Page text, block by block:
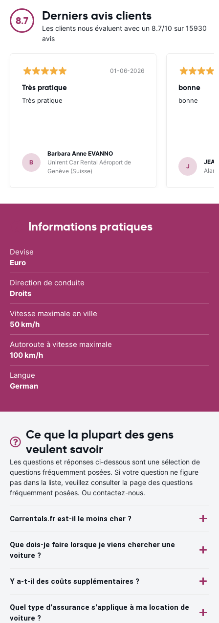
8.7 Derniers avis clients
Les clients nous évaluent avec un 8.7/10 sur 15930
avis
01-06-2026
Très pratique
Très pratique
B
Barbara Anne EVANNO
Unirent Car Rental Aéroport de
Genève (Suisse)
bonne
bonne
J
Informations pratiques
Devise
Euro
Direction de conduite
Droits
Vitesse maximale en ville
50 km/h
Autoroute à vitesse maximale
100 km/h
Langue
German
Ce que la plupart des gens
veulent savoir
Les questions et réponses ci-dessous sont une sélection de
questions fréquemment posées. Si votre question ne figure
pas dans la liste, veuillez consulter la page des questions
fréquemment posées. Ou contactez-nous.
Carrentals.fr est-il le moins cher ?
Que dois-je faire lorsque je viens chercher une
voiture ?
Y a-t-il des coûts supplémentaires ?
Quel type d'assurance s'applique à ma location de
voiture ?